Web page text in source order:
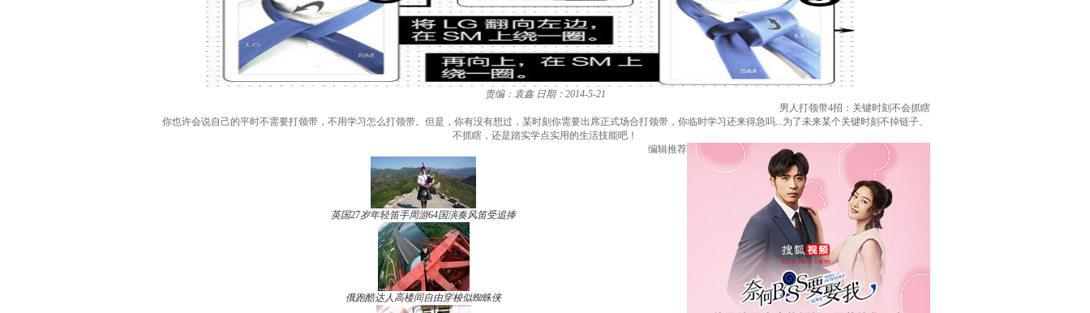
责编：袁鑫 日期：2014-5-21
男人打领带4招：关键时刻不会抓瞎
你也许会说自己的平时不需要打领带，不用学习怎么打领带。但是，你有没有想过，某时刻你需要出席正式场合打领带，你临时学习还来得急吗...为了未来某个关键时刻不掉链子、
不抓瞎，还是踏实学点实用的生活技能吧！
编辑推荐
英国27岁年轻笛手周游64国演奏风笛受追捧
俄跑酷达人高楼间自由穿梭似蜘蛛侠